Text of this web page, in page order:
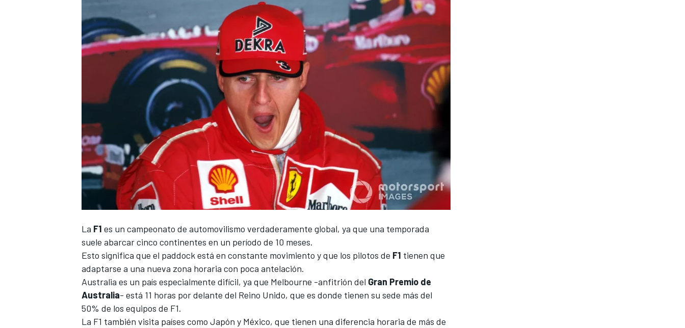
MOTOGP
NASCAR CUP
La F1 es un campeonato de automovilismo verdaderamente global, ya que una temporada
suele abarcar cinco continentes en un período de 10 meses.
Esto significa que el paddock está en constante movimiento y que los pilotos de F1 tienen que
adaptarse a una nueva zona horaria con poca antelación.
Australia es un país especialmente difícil, ya que Melbourne -anfitrión del Gran Premio de
Australia- está 11 horas por delante del Reino Unido, que es donde tienen su sede más del
50% de los equipos de F1.
La F1 también visita países como Japón y México, que tienen una diferencia horaria de más de